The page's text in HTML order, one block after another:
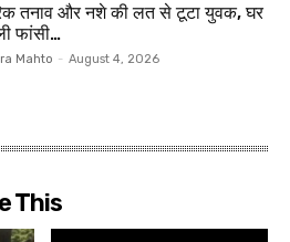
तनाव और नशे की लत से टूटा युवक, घर
फांसी…
Mahto - August 4, 2026
This